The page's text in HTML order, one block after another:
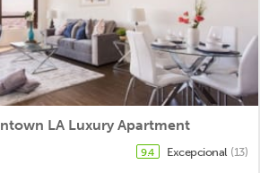
LA Luxury Apartment
9.4 Excepcional (13)